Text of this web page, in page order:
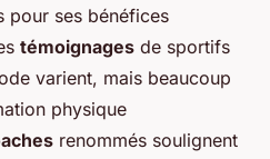
pour ses bénéfices
témoignages de sportifs
varient, mais beaucoup
physique
renommés soulignent